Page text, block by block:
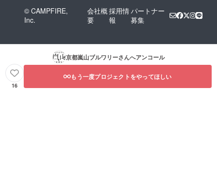
© CAMPFIRE,
Inc.
会社概
要
採用情
報
パートナー
募集
京都嵐山ブルワリーさんへアンコール
16
もう一度プロジェクトをやってほしい